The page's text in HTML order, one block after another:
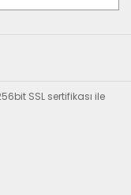
SSL sertifikası ile